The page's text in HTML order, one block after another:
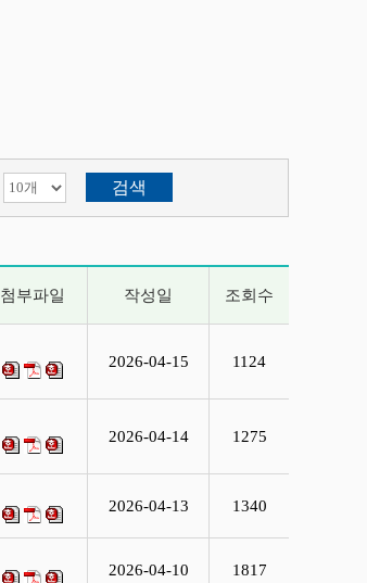
첨부파일 작성일 조회수
2026-04-15 1124
2026-04-14 1275
2026-04-13 1340
2026-04-10 1817